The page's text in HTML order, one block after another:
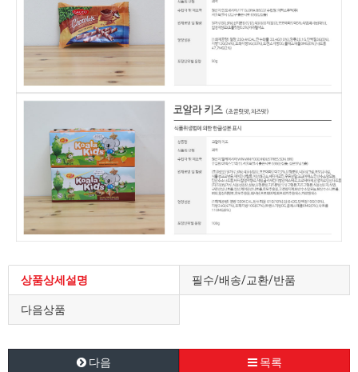
상품상세설명 필수/배송/교환/반품
다음상품
다음 목록